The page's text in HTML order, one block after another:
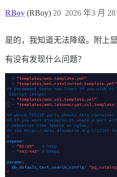
RBoy (RBoy) 2026 年3 月
20
是的，我知道无法降级。附上
有没有发现什么问题？